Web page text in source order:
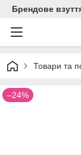
Брендове
Товари та
–24%